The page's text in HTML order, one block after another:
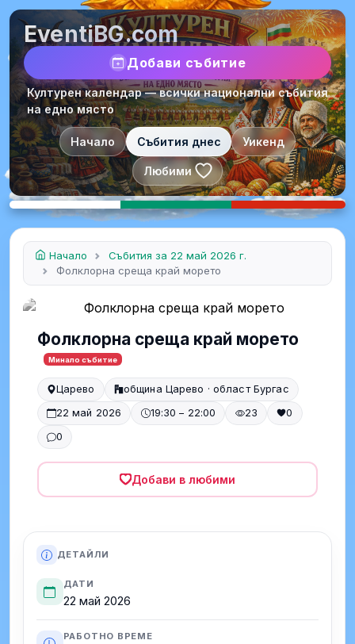
EventiBG.com
Добави събитие
Културен календар — всички национални събития
на едно място
Начало Събития днес Уикенд
Любими
Начало
Събития за 22 май 2026 г.
Фолклорна среща край морето
Фолклорна среща край морето
Минало събитие
Царево
община Царево · област Бургас
22 май 2026
19:30 – 22:00 23
0
0
Добави в любими
ДЕТАЙЛИ
ДАТИ
22 май 2026
РАБОТНО ВРЕМЕ